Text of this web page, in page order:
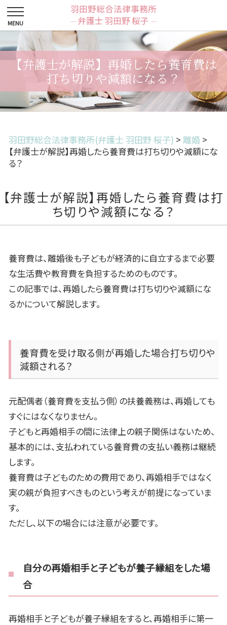
【弁護士が解説】再婚したら養育費は
打ち切りや減額になる？
羽田野総合法律事務所(弁護士 羽田野 桜子) > 離婚 >
【弁護士が解説】再婚したら養育費は打ち切りや減額にな
る？
【弁護士が解説】再婚したら養育費は打
ち切りや減額になる？
養育費は、離婚後も子どもが経済的に自立するまで必要
な生活費や教育費を負担するためのものです。
この記事では、再婚したら養育費は打ち切りや減額にな
るかについて解説します。
養育費を受け取る側が再婚した場合打ち切りや
減額される？
元配偶者（養育費を支払う側）の扶養義務は、再婚しても
すぐにはなくなりません。
子どもと再婚相手の間に法律上の親子関係はないため、
基本的には、支払われている養育費の支払い義務は継続
します。
養育費は子どものための費用であり、再婚相手ではなく
実の親が負担すべきものという考えが前提になっていま
す。
ただし、以下の場合には注意が必要です。
自分の再婚相手と子どもが養子縁組をした場
合
再婚相手と子どもが養子縁組をすると、再婚相手に第一